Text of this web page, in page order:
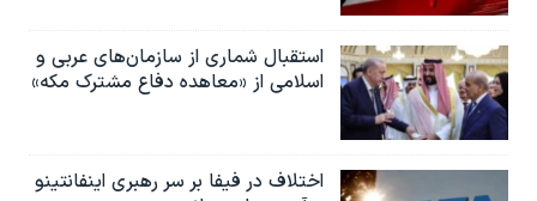
استقبال شماری از سازمان‌های عربی و
اسلامی از «معاهده دفاع مشترک مکه»
اختلاف در فیفا بر سر رهبری اینفانتینو